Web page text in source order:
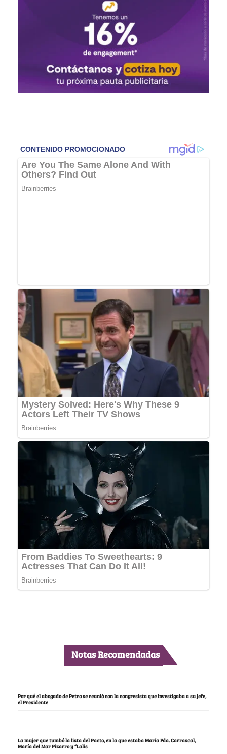
Notas Recomendadas
Por qué el abogado de Petro se reunió con la congresista que investigaba a su jefe,
el Presidente
La mujer que tumbó la lista del Pacto, en la que estaba María Fda. Carrascal,
María del Mar Pizarro y “Lalis